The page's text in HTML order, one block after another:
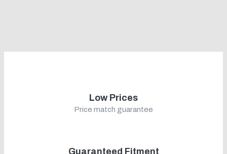
Low Prices
Price match guarantee
Guaranteed Fitment